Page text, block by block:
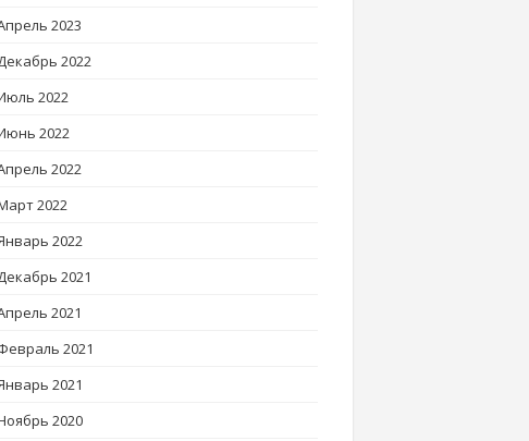
2023
2022
2022
2022
2022
2022
2022
2021
2021
2021
2021
2020